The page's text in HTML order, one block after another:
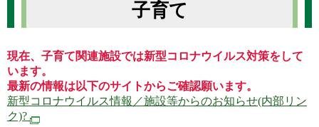
子育て
現在、子育て関連施設では新型コロナウイルス対策をして
います。
最新の情報は以下のサイトからご確認願います。
新型コロナウイルス情報／施設等からのお知らせ(内部リン
ク)?